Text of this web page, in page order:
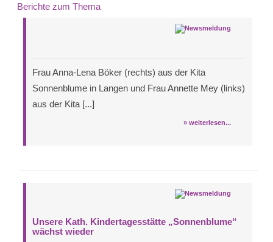
Berichte zum Thema
Frau Anna-Lena Böker (rechts) aus der Kita
Sonnenblume in Langen und Frau Annette Mey (links)
aus der Kita [...]
» weiterlesen...
Unsere Kath. Kindertagesstätte „Sonnenblume“
wächst wieder